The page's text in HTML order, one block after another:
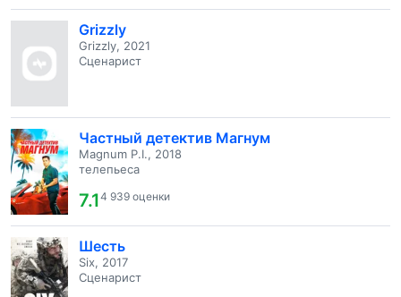
Grizzly
Grizzly, 2021
Сценарист
Частный детектив Магнум
Magnum P.I., 2018
телепьеса
7.14 939 оценки
Шесть
Six, 2017
Сценарист